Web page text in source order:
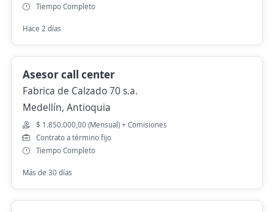
Tiempo Completo
Hace 2 días
Asesor call center
Fabrica de Calzado 70 s.a.
Medellín, Antioquia
$ 1.850.000,00 (Mensual) + Comisiones
Contrato a término fijo
Tiempo Completo
Más de 30 días